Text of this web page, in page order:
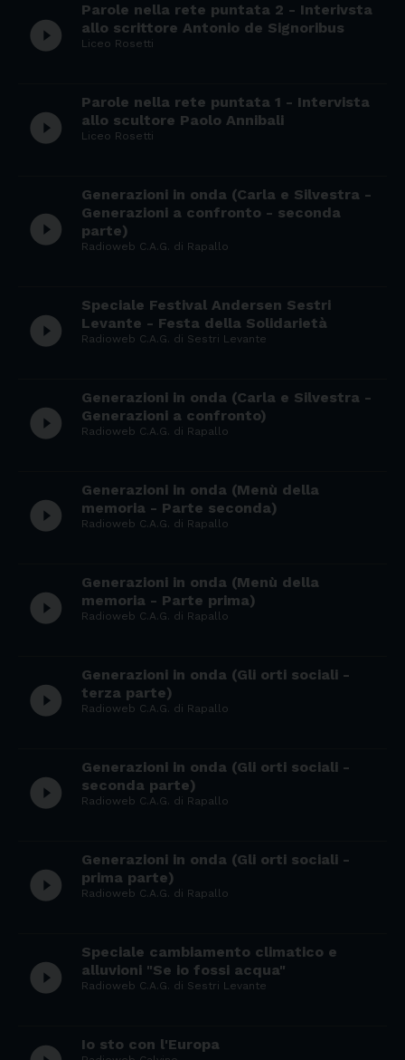
play_circle_filled
Parole nella rete puntata 2 - Interivsta
allo scrittore Antonio de Signoribus
Liceo Rosetti
play_circle_filled
Parole nella rete puntata 1 - Intervista
allo scultore Paolo Annibali
Liceo Rosetti
play_circle_filled
Generazioni in onda (Carla e Silvestra -
Generazioni a confronto - seconda
parte)
Radioweb C.A.G. di Rapallo
play_circle_filled
Speciale Festival Andersen Sestri
Levante - Festa della Solidarietà
Radioweb C.A.G. di Sestri Levante
play_circle_filled
Generazioni in onda (Carla e Silvestra -
Generazioni a confronto)
Radioweb C.A.G. di Rapallo
play_circle_filled
Generazioni in onda (Menù della
memoria - Parte seconda)
Radioweb C.A.G. di Rapallo
play_circle_filled
Generazioni in onda (Menù della
memoria - Parte prima)
Radioweb C.A.G. di Rapallo
play_circle_filled
Generazioni in onda (Gli orti sociali -
terza parte)
Radioweb C.A.G. di Rapallo
play_circle_filled
Generazioni in onda (Gli orti sociali -
seconda parte)
Radioweb C.A.G. di Rapallo
play_circle_filled
Generazioni in onda (Gli orti sociali -
prima parte)
Radioweb C.A.G. di Rapallo
play_circle_filled
Speciale cambiamento climatico e
alluvioni "Se io fossi acqua"
Radioweb C.A.G. di Sestri Levante
Io sto con l'Europa